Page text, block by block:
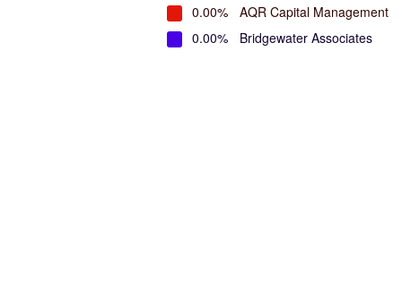
0.00%
AQR Capital Management
0.00%
Bridgewater Associates